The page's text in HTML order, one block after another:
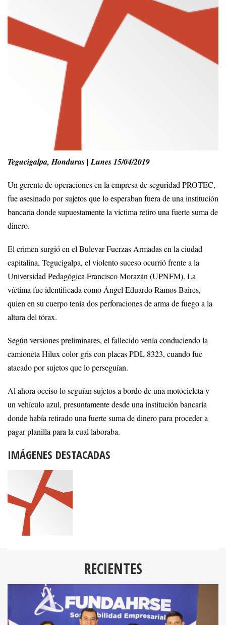
Tegucigalpa, Honduras | Lunes 15/04/2019
Un gerente de operaciones en la empresa de seguridad PROTEC,
fue asesinado por sujetos que lo esperaban fuera de una institución
bancaria donde supuestamente la victima retiro una fuerte suma de
dinero.
El crimen surgió en el Bulevar Fuerzas Armadas en la ciudad
capitalina, Tegucigalpa, el violento suceso ocurrió frente a la
Universidad Pedagógica Francisco Morazán (UPNFM). La
víctima fue identificada como Ángel Eduardo Ramos Baires,
quien en su cuerpo tenía dos perforaciones de arma de fuego a la
altura del tórax.
Según versiones preliminares, el fallecido venía conduciendo la
camioneta Hilux color gris con placas PDL 8323, cuando fue
atacado por sujetos que lo perseguían.
Al ahora occiso lo seguían sujetos a bordo de una motocicleta y
un vehículo azul, presuntamente desde una institución bancaria
donde había retirado una fuerte suma de dinero para proceder a
pagar planilla para la cual laboraba.
IMÁGENES DESTACADAS
RECIENTES